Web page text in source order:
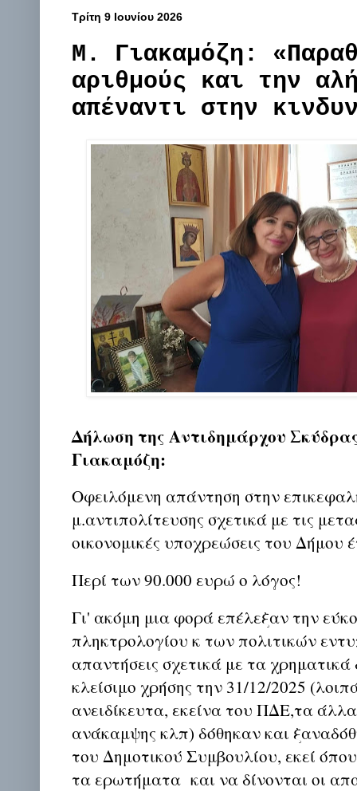
Τρίτη 9 Ιουνίου 2026
Μ. Γιακαμόζη:
αριθμούς και την
απέναντι στην
Δήλωση της Αντιδημάρχου
Γιακαμόζη:
Οφειλόμενη απάντηση στην
μ.αντιπολίτευσης σχετικά με τις
οικονομικές υποχρεώσεις του Δήμου
Περί των 90.000 ευρώ ο λόγος!
Γι' ακόμη μια φορά επέλεξαν την
πληκτρολογίου κ των πολιτικών
απαντήσεις σχετικά με τα
κλείσιμο χρήσης την 31/12/2025
ανειδίκευτα, εκείνα του ΠΔΕ,τα
ανάκαμψης κλπ) δόθηκαν και
του Δημοτικού Συμβουλίου, εκεί
τα ερωτήματα και να δίνονται οι